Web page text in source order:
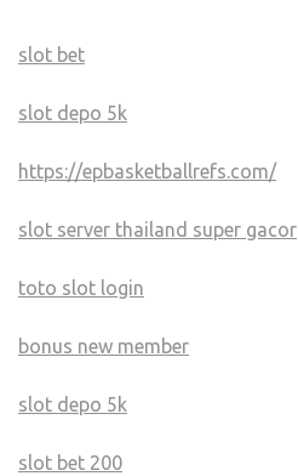
slot bet
slot depo 5k
https://epbasketballrefs.com/
slot server thailand super gacor
toto slot login
bonus new member
slot depo 5k
slot bet 200